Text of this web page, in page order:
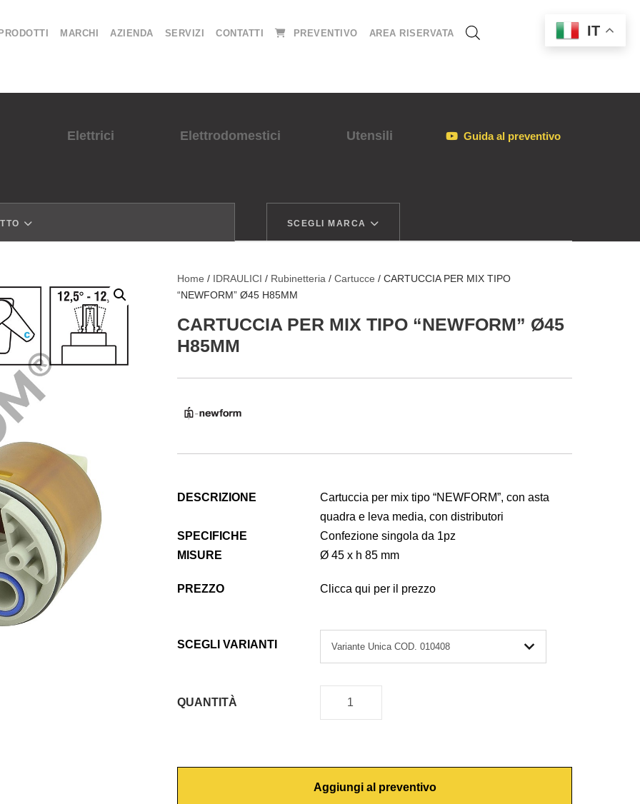
PRODOTTI MARCHI AZIENDA SERVIZI CONTATTI PREVENTIVO AREA RISERVATA
Elettrici Elettrodomestici Utensili Guida al preventivo
SCEGLI MARCA
Home / IDRAULICI / Rubinetteria /Cartucce / CARTUCCIA PER MIX TIPO
“NEWFORM” Ø45 H85MM
CARTUCCIA PER MIX TIPO “NEWFORM” Ø45
H85MM
DESCRIZIONE
Cartuccia per mix tipo “NEWFORM”, con asta
quadra e leva media, con distributori
SPECIFICHE
Confezione singola da 1pz
MISURE
Ø 45 x h 85 mm
PREZZO Clicca qui per il prezzo
SCEGLI VARIANTI
QUANTITÀ
C
T
Aggiungi al preventivo
IT